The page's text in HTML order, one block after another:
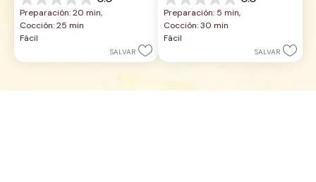
0.0
de
5
estrellas.
Preparación: 20 min,
Cocción: 25 min
Fácil
SALVAR
0.0
de
5
estrellas.
Preparación: 5 min,
Cocción: 30 min
Fácil
SALVAR